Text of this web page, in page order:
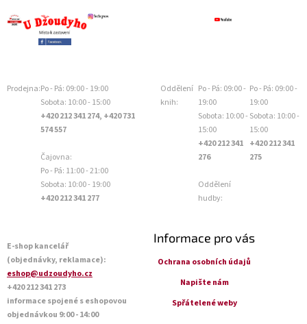
Prodejna:Po - Pá: 09:00 - 19:00
Sobota: 10:00 - 15:00
+420 212 341 274, +420 731
574 557
Čajovna:
Po - Pá: 11:00 - 21:00
Sobota: 10:00 - 19:00
+420 212 341 277
Oddělení
knih:
Po - Pá: 09:00 -
19:00
Sobota: 10:00 -
15:00
+420 212 341
276
Oddělení
hudby:
Po - Pá: 09:00 -
19:00
Sobota: 10:00 -
15:00
+420 212 341
275
E-shop kancelář
(objednávky, reklamace):
eshop@udzoudyho.cz
+420 212 341 273
informace spojené s eshopovou
objednávkou 9:00 - 14:00
Informace pro vás
Ochrana osobních údajů
Napište nám
Spřátelené weby